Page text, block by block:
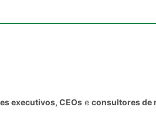
executivos, CEOs e consultores de